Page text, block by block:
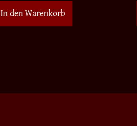
In den Warenkorb